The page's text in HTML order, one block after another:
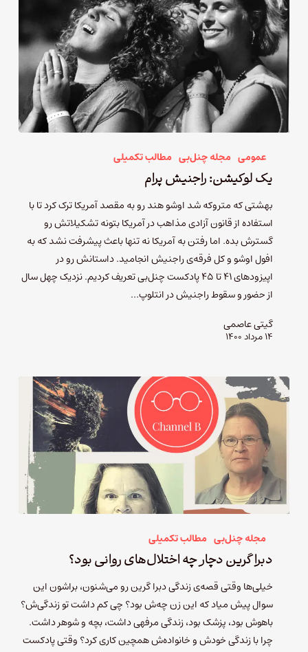
عمومی مجله چنل‌بی مطالب تکمیلی
یک لوکیشن: راجنیش پرام
بهشتی که متروکه شد اوشو هند رو به مقصد آمریکا ترک کرد تا با
استفاده از قانون آزادی مذاهب در آمریکا بتونه تشکیلاتش رو
گسترش بده. اما رفتن به آمریکا نه تنها باعث پیشرفت نشد که به
افول اوشو و کل فرقه‌ی راجنیش انجامید. داستانش رو در
اپیزودهای ۴۱ تا ۴۵ پادکست چنل‌بی تعریف کردیم. نزدیک چهل سال
از حضور و سقوط راجنیش در انتلوپ…
گیتی عاصمی
۱۴ مرداد ۱۴۰۰
مجله چنل‌بی مطالب تکمیلی
دبرا گرین دچار چه اختلال‌های روانی بود؟
خیلی‌ها وقتی قصه‌ی زندگی دبرا گرین رو می‌شنون، براشون این
سوال پیش میاد که این زن چه‌ش بود؟ چی کم داشت تو زندگی‌ش؟
باهوش بود، پزشک بود، زندگی مرفهی داشت، بچه و شوهر داشت.
چرا با زندگی خودش و خانواده‌ش همچین کاری کرد؟ وقتی پادکست